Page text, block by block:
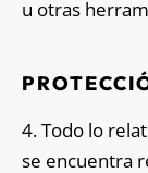
u otras
4. Todo lo
se encuentra